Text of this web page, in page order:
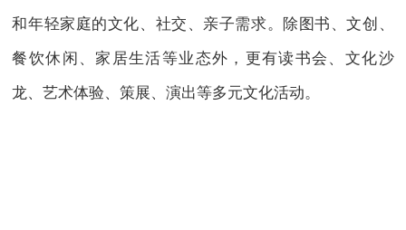
和年轻家庭的文化、社交、亲子需求。除图书、文创、
餐饮休闲、家居生活等业态外，更有读书会、文化沙
龙、艺术体验、策展、演出等多元文化活动。